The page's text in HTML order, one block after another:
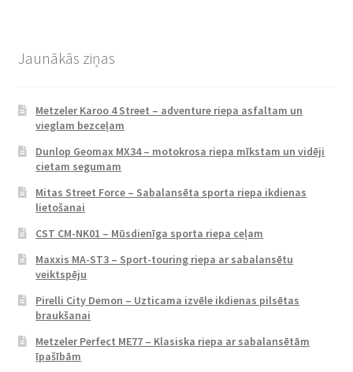
Jaunākās ziņas
Metzeler Karoo 4 Street – adventure riepa asfaltam un
vieglam bezceļam
Dunlop Geomax MX34 – motokrosa riepa mīkstam un vidēji
cietam segumam
Mitas Street Force – Sabalansēta sporta riepa ikdienas
lietošanai
CST CM-NK01 – Mūsdienīga sporta riepa ceļam
Maxxis MA-ST3 – Sport-touring riepa ar sabalansētu
veiktspēju
Pirelli City Demon – Uzticama izvēle ikdienas pilsētas
braukšanai
Metzeler Perfect ME77 – Klasiska riepa ar sabalansētām
īpašībām